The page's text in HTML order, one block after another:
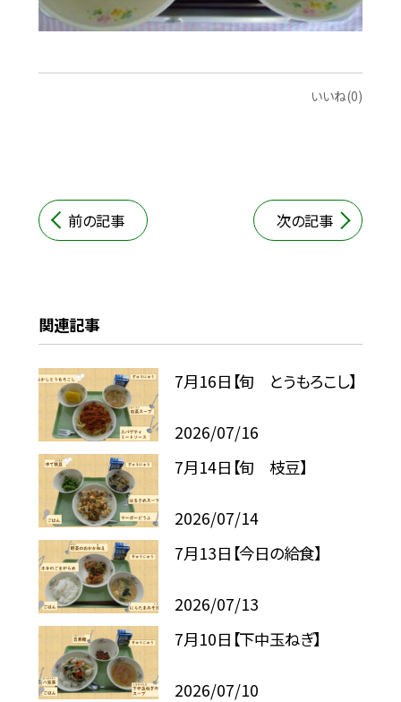
いいね(0)
前の記事 次の記事
関連記事
7月16日【旬 とうもろこし】
2026/07/16
7月14日【旬 枝豆】
2026/07/14
7月13日【今日の給食】
2026/07/13
7月10日【下中玉ねぎ】
2026/07/10